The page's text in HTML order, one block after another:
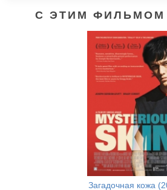
С ЭТИМ ФИЛЬМОМ
Загадочная кожа